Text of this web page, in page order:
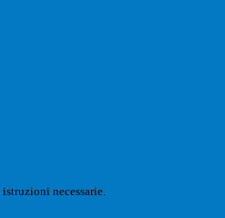
necessarie.